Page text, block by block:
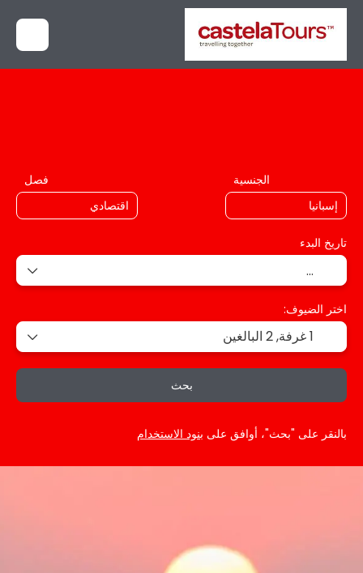
الجنسية فصل
تاريخ البدء
اختر الضيوف:
1 غرفة, 2 البالغين
بحث
بالنقر على "بحث"، أوافق على بنود الاستخدام